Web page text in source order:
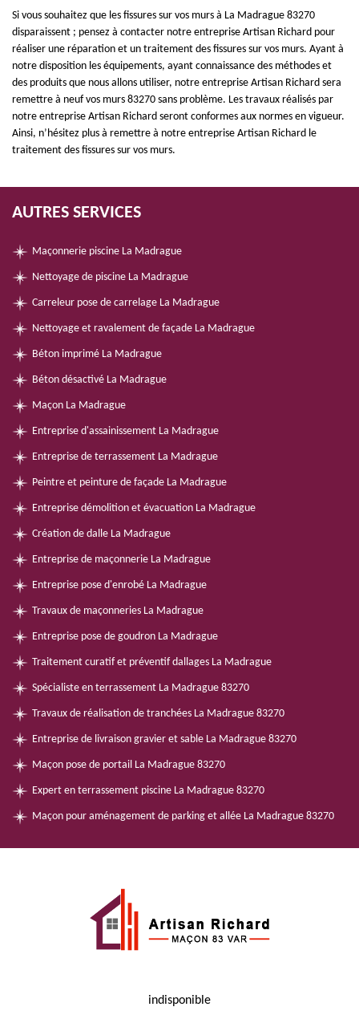
Si vous souhaitez que les fissures sur vos murs à La Madrague 83270
disparaissent ; pensez à contacter notre entreprise Artisan Richard pour
réaliser une réparation et un traitement des fissures sur vos murs. Ayant à
notre disposition les équipements, ayant connaissance des méthodes et
des produits que nous allons utiliser, notre entreprise Artisan Richard sera
remettre à neuf vos murs 83270 sans problème. Les travaux réalisés par
notre entreprise Artisan Richard seront conformes aux normes en vigueur.
Ainsi, n’hésitez plus à remettre à notre entreprise Artisan Richard le
traitement des fissures sur vos murs.
AUTRES SERVICES
Maçonnerie piscine La Madrague
Nettoyage de piscine La Madrague
Carreleur pose de carrelage La Madrague
Nettoyage et ravalement de façade La Madrague
Béton imprimé La Madrague
Béton désactivé La Madrague
Maçon La Madrague
Entreprise d'assainissement La Madrague
Entreprise de terrassement La Madrague
Peintre et peinture de façade La Madrague
Entreprise démolition et évacuation La Madrague
Création de dalle La Madrague
Entreprise de maçonnerie La Madrague
Entreprise pose d'enrobé La Madrague
Travaux de maçonneries La Madrague
Entreprise pose de goudron La Madrague
Traitement curatif et préventif dallages La Madrague
Spécialiste en terrassement La Madrague 83270
Travaux de réalisation de tranchées La Madrague 83270
Entreprise de livraison gravier et sable La Madrague 83270
Maçon pose de portail La Madrague 83270
Expert en terrassement piscine La Madrague 83270
Maçon pour aménagement de parking et allée La Madrague 83270
indisponible